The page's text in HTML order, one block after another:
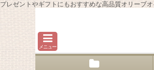
プレゼントやギフトにもおすすめな高品質オリーブ
メニュー